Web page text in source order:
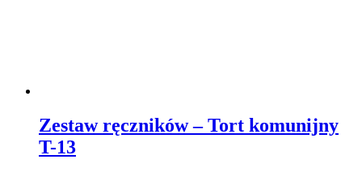
Zestaw ręczników – Tort komunijny
T-13